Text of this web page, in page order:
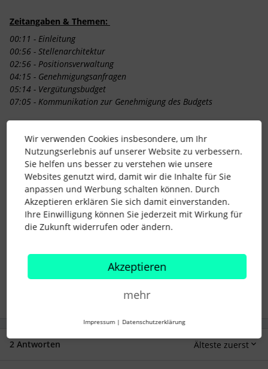
Zeitangaben & Themen:
00:11 - Einleitung
00:56 - Stellenarchitektur
02:56 - Positionsverwaltung
04:15 - Genehmigungsanfragen
05:14 - Vergütungsbudget
07:05 - Kommunikation zur Genehmigung des Budgets
werden sie direkt hier oder in einem der zukünftigen Videos
beantworten. Bleibt gespannt! 🚀
Beste Grüße,
Melissa und das Personio Voyager Team
Video Produkt Update Personio Produkt Update
11 Menschen gefällt dies
2 Antworten Älteste zuerst
Wir verwenden Cookies insbesondere, um Ihr
Nutzungserlebnis auf unserer Website zu verbessern.
Sie helfen uns besser zu verstehen wie unsere
Websites genutzt wird, damit wir die Inhalte für Sie
anpassen und Werbung schalten können. Durch
Akzeptieren erklären Sie sich damit einverstanden.
Ihre Einwilligung können Sie jederzeit mit Wirkung für
die Zukunft widerrufen oder ändern.
Akzeptieren
mehr
Impressum | Datenschutzerklärung